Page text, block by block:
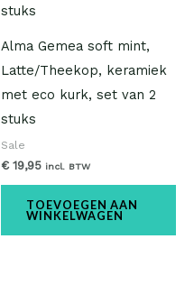
Alma Gemea soft mint,
Latte/Theekop, keramiek
met eco kurk, set van 2
stuks
Sale
€19,95 incl. BTW
TOEVOEGEN AAN
WINKELWAGEN